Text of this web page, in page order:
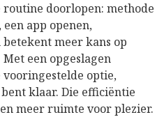
doorlopen: methode
app openen,
meer kans op
een opgeslagen
optie,
klaar. Die efficiëntie
meer ruimte voor plezier.